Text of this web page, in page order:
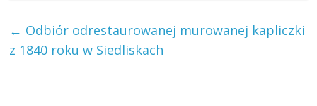
← Odbiór odrestaurowanej murowanej kapliczki
z 1840 roku w Siedliskach